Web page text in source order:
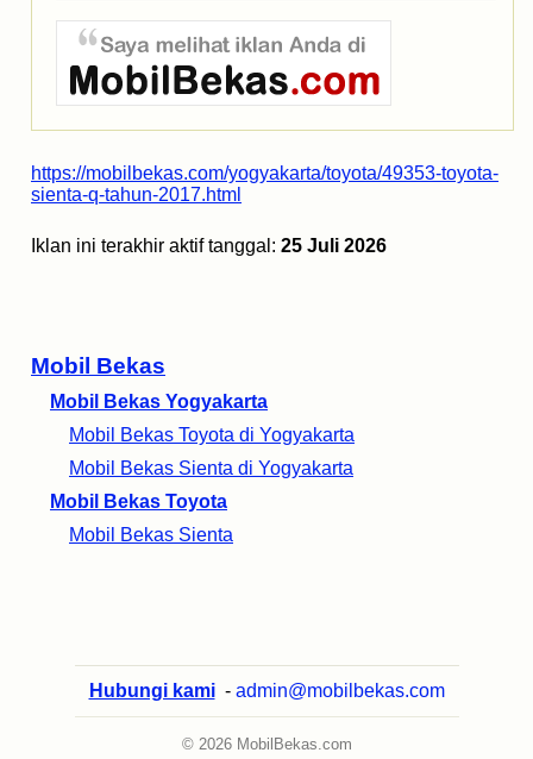
Mobil Bekas
Mobil Bekas Yogyakarta
Mobil Bekas Toyota di Yogyakarta
Mobil Bekas Sienta di Yogyakarta
Mobil Bekas Toyota
Mobil Bekas Sienta
https://mobilbekas.com/yogyakarta/toyota/49353-toyota-
sienta-q-tahun-2017.html
Iklan ini terakhir aktif tanggal: 25 Juli 2026
Hubungi kami - admin@mobilbekas.com
© 2026 MobilBekas.com